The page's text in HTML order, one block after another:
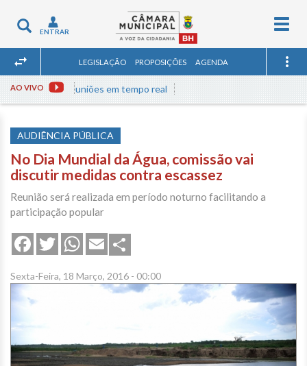
Toggle
navigation
ENTRAR
LEGISLAÇÃO PROPOSIÇÕES AGENDA
AO VIVO
Assista às reuniões em tempo real
AUDIÊNCIA PÚBLICA
No Dia Mundial da Água, comissão vai
discutir medidas contra escassez
Reunião será realizada em período noturno facilitando a
participação popular
FacebookTwitterWhatsApp
Email
Sexta-Feira, 18 Março, 2016 - 00:00